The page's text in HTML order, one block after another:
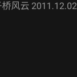
桥风云 2011.12.02